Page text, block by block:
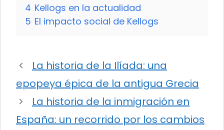
4 Kellogs en la actualidad
5 El impacto social de Kellogs
La historia de la Ilíada: una
epopeya épica de la antigua Grecia
La historia de la inmigración en
España: un recorrido por los cambios